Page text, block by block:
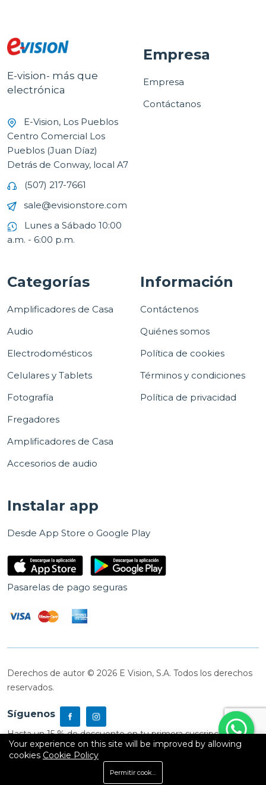
E-vision- más que
electrónica
E-Vision, Los Pueblos
Centro Comercial Los
Pueblos (Juan Díaz)
Detrás de Conway, local A7
(507) 217-7661
sale@evisionstore.com
Lunes a Sábado 10:00
a.m. - 6:00 p.m.
Empresa
Empresa
Contáctanos
Categorías
Amplificadores de Casa
Audio
Electrodomésticos
Celulares y Tablets
Fotografía
Fregadores
Amplificadores de Casa
Accesorios de audio
Información
Contáctenos
Quiénes somos
Política de cookies
Términos y condiciones
Política de privacidad
Instalar app
Desde App Store o Google Play
Pasarelas de pago seguras
Derechos de autor © 2026 E Vision, S.A. Todos los derechos
reservados.
Síguenos
Hasta un 15 % de descuento en tu primera suscripción
Carrito
Your experience on this site will be improved by allowing
cookies Cookie Policy
Permitir cookies